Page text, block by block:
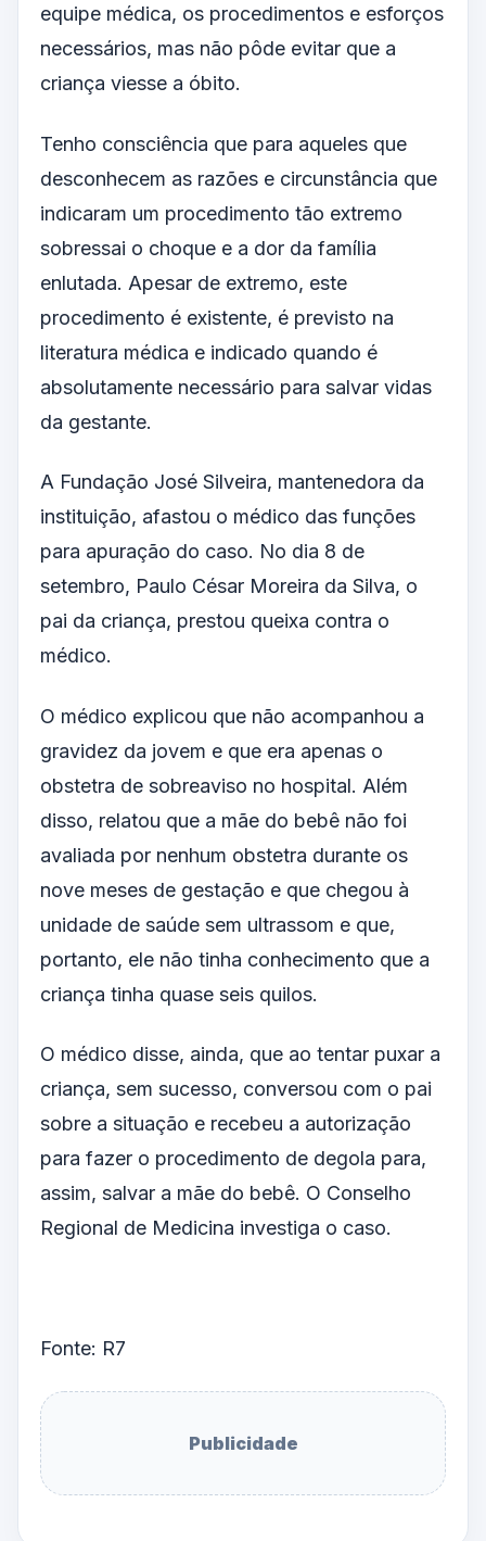
equipe médica, os procedimentos e esforços
necessários, mas não pôde evitar que a
criança viesse a óbito.
Tenho consciência que para aqueles que
desconhecem as razões e circunstância que
indicaram um procedimento tão extremo
sobressai o choque e a dor da família
enlutada. Apesar de extremo, este
procedimento é existente, é previsto na
literatura médica e indicado quando é
absolutamente necessário para salvar vidas
da gestante.
A Fundação José Silveira, mantenedora da
instituição, afastou o médico das funções
para apuração do caso. No dia 8 de
setembro, Paulo César Moreira da Silva, o
pai da criança, prestou queixa contra o
médico.
O médico explicou que não acompanhou a
gravidez da jovem e que era apenas o
obstetra de sobreaviso no hospital. Além
disso, relatou que a mãe do bebê não foi
avaliada por nenhum obstetra durante os
nove meses de gestação e que chegou à
unidade de saúde sem ultrassom e que,
portanto, ele não tinha conhecimento que a
criança tinha quase seis quilos.
O médico disse, ainda, que ao tentar puxar a
criança, sem sucesso, conversou com o pai
sobre a situação e recebeu a autorização
para fazer o procedimento de degola para,
assim, salvar a mãe do bebê. O Conselho
Regional de Medicina investiga o caso.
Fonte: R7
Publicidade